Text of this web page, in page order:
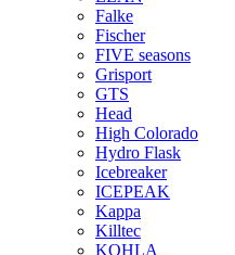
Falke
Fischer
FIVE seasons
Grisport
GTS
Head
High Colorado
Hydro Flask
Icebreaker
ICEPEAK
Kappa
Killtec
KOHLA